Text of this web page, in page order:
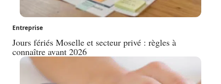
Entreprise
Jours fériés Moselle et secteur privé : règles à
connaître avant 2026